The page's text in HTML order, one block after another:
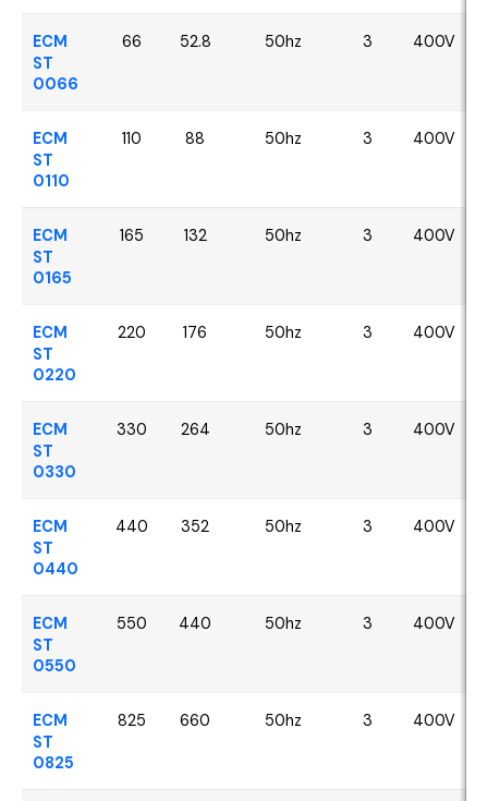
ECM
ST
0066
66 52.8 50hz 3 400V
ECM
ST
0110
110 88 50hz 3 400V
ECM
ST
0165
165 132 50hz 3 400V
ECM
ST
0220
220 176 50hz 3 400V
ECM
ST
0330
330 264 50hz 3 400V
ECM
ST
0440
440 352 50hz 3 400V
ECM
ST
0550
550 440 50hz 3 400V
ECM
ST
0825
825 660 50hz 3 400V